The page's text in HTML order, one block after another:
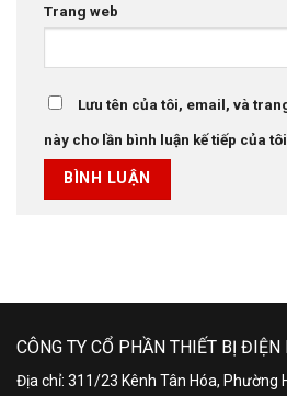
Trang web
Lưu tên của tôi, email, và
này cho lần bình luận kế tiếp của
CÔNG TY CỔ PHẦN THIẾT BỊ ĐIỆN
Địa chỉ: 311/23 Kênh Tân Hóa, Phường